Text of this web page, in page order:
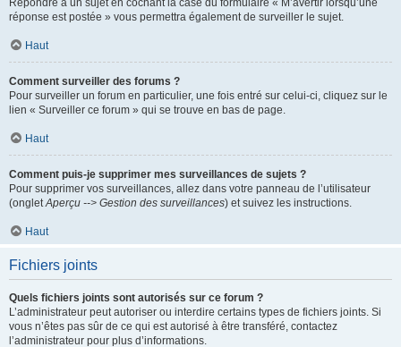
Répondre à un sujet en cochant la case du formulaire « M’avertir lorsqu’une
réponse est postée » vous permettra également de surveiller le sujet.
Haut
Comment surveiller des forums ?
Pour surveiller un forum en particulier, une fois entré sur celui-ci, cliquez sur le
lien « Surveiller ce forum » qui se trouve en bas de page.
Haut
Comment puis-je supprimer mes surveillances de sujets ?
Pour supprimer vos surveillances, allez dans votre panneau de l’utilisateur
(ongletAperçu --> Gestion des surveillances) et suivez les instructions.
Haut
Fichiers joints
Quels fichiers joints sont autorisés sur ce forum ?
L’administrateur peut autoriser ou interdire certains types de fichiers joints. Si
vous n’êtes pas sûr de ce qui est autorisé à être transféré, contactez
l’administrateur pour plus d’informations.